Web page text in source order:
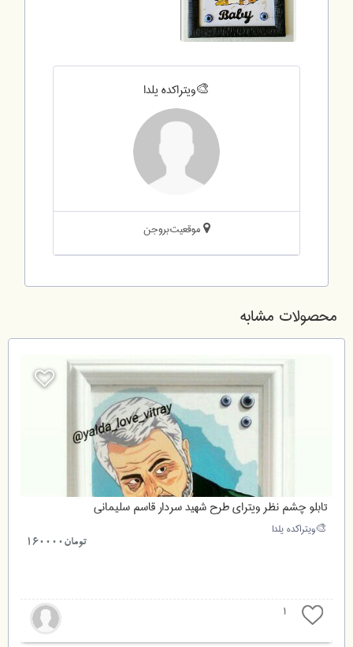
ویتراکده یلدا🎨
موقعیت:بروجن
محصولات مشابه
تابلو چشم نظر ویترای طرح شهید سردار قاسم سلیمانی
ویتراکده یلدا🎨
تومان160000
1